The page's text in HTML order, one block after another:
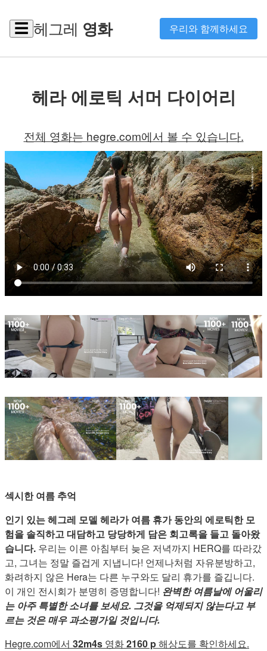
☰ 헤그레 영화 우리와 함께하세요
헤라 에로틱 서머 다이어리
전체 영화는 hegre.com에서 볼 수 있습니다.
섹시한 여름 추억
인기 있는 헤그레 모델 헤라가 여름 휴가 동안의 에로틱한 모
험을 솔직하고 대담하고 당당하게 담은 회고록을 들고 돌아왔
습니다. 우리는 이른 아침부터 늦은 저녁까지 HERQ를 따라갔
고, 그녀는 정말 즐겁게 지냅니다! 언제나처럼 자유분방하고,
화려하지 않은 Hera는 다른 누구와도 달리 휴가를 즐깁니다.
이 개인 전시회가 분명히 증명합니다! 완벽한 여름날에 어울리
는 아주 특별한 소녀를 보세요. 그것을 억제되지 않는다고 부
르는 것은 매우 과소평가일 것입니다.
Hegre.com에서 32m4s 영화2160 p해상도를 확인하세요.